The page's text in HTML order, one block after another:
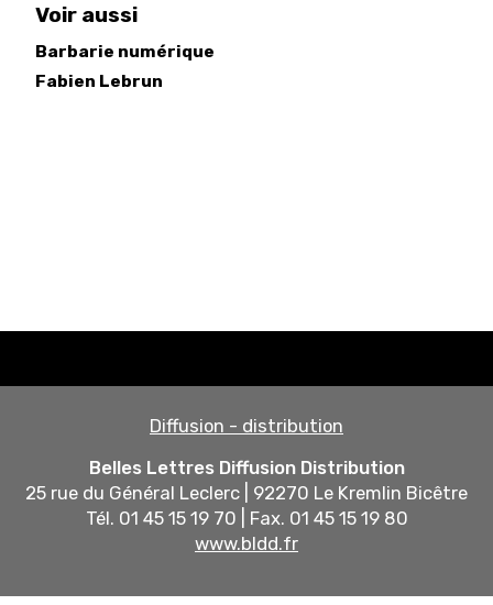
Voir aussi
Barbarie numérique
Fabien Lebrun
Diffusion - distribution
Belles Lettres Diffusion Distribution
25 rue du Général Leclerc | 92270 Le Kremlin Bicêtre
Tél. 01 45 15 19 70 | Fax. 01 45 15 19 80
www.bldd.fr